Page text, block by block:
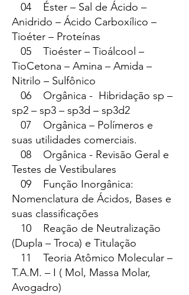
04 Éster – Sal de Ácido –
Anidrido – Ácido Carboxílico –
Tioéter – Proteínas
05 Tioéster – Tioálcool –
TioCetona – Amina – Amida –
Nitrilo – Sulfônico
06 Orgânica - Hibridação sp –
sp2 – sp3 – sp3d – sp3d2
07 Orgânica – Polímeros e
suas utilidades comerciais.
08 Orgânica - Revisão Geral e
Testes de Vestibulares
09 Função Inorgânica:
Nomenclatura de Ácidos, Bases e
suas classificações
10 Reação de Neutralização
(Dupla – Troca) e Titulação
11 Teoria Atômico Molecular –
T.A.M. – I ( Mol, Massa Molar,
Avogadro)